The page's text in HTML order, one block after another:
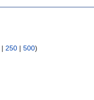
| 250 | 500)